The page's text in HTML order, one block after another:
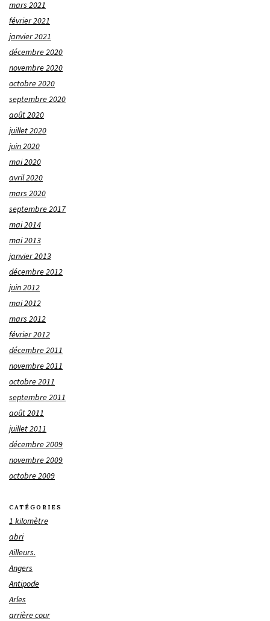
mars 2021
février 2021
janvier 2021
décembre 2020
novembre 2020
octobre 2020
septembre 2020
août 2020
juillet 2020
juin 2020
mai 2020
avril 2020
mars 2020
septembre 2017
mai 2014
mai 2013
janvier 2013
décembre 2012
juin 2012
mai 2012
mars 2012
février 2012
décembre 2011
novembre 2011
octobre 2011
septembre 2011
août 2011
juillet 2011
décembre 2009
novembre 2009
octobre 2009
CATÉGORIES
1 kilomètre
abri
Ailleurs.
Angers
Antipode
Arles
arrière cour